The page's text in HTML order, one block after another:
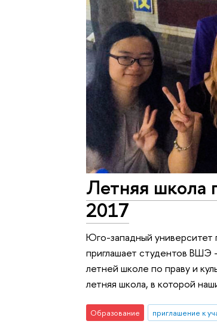
Летняя школа
2017
Юго-западный университет
приглашает студентов
летней школе по праву и
летняя школа, в которой
Образование приглашение к